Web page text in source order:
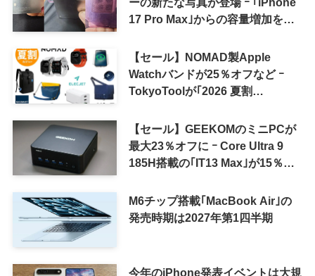
17 Pro Max｣からの容量増加を確
【セール】NOMAD製Apple
Watchバンドが25％オフなど ｰ
TokyoToolが｢2026 夏割
【セール】GEEKOMのミニPCが
最大23％オフに ｰ Core Ultra 9
185H搭載の｢IT13 Max｣が15％オ
M6チップ搭載｢MacBook Air｣の
発売時期は2027年第1四半期
今年のiPhone発表イベントは大規